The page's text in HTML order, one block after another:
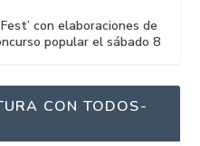
con elaboraciones de
popular el sábado 8
CON TODOS-